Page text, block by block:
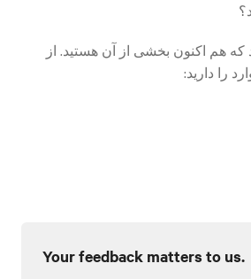
که هم اکنون بخشی از آن هستید. از
را دارید:
Your feedback matters to us.